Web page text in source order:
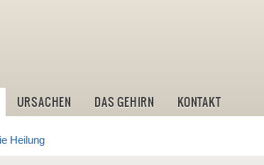
URSACHEN DAS GEHIRN KONTAKT
Heilung